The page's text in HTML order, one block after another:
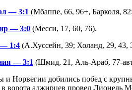
— 3:1 (Мбаппе, 66, 96+, Барколя,
— 3:0 (Месси, 17, 60, 76).
1:4 (А.Хуссейн, 39; Холанд, 29, 43,
— 3:1 (Шмид, 21, Аль-Араб, 77-
Норвегии добились побед с
ворота алжирцев провел Лионель